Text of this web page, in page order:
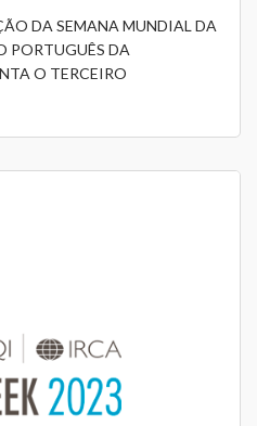
DA SEMANA MUNDIAL DA
PORTUGUÊS DA
O TERCEIRO